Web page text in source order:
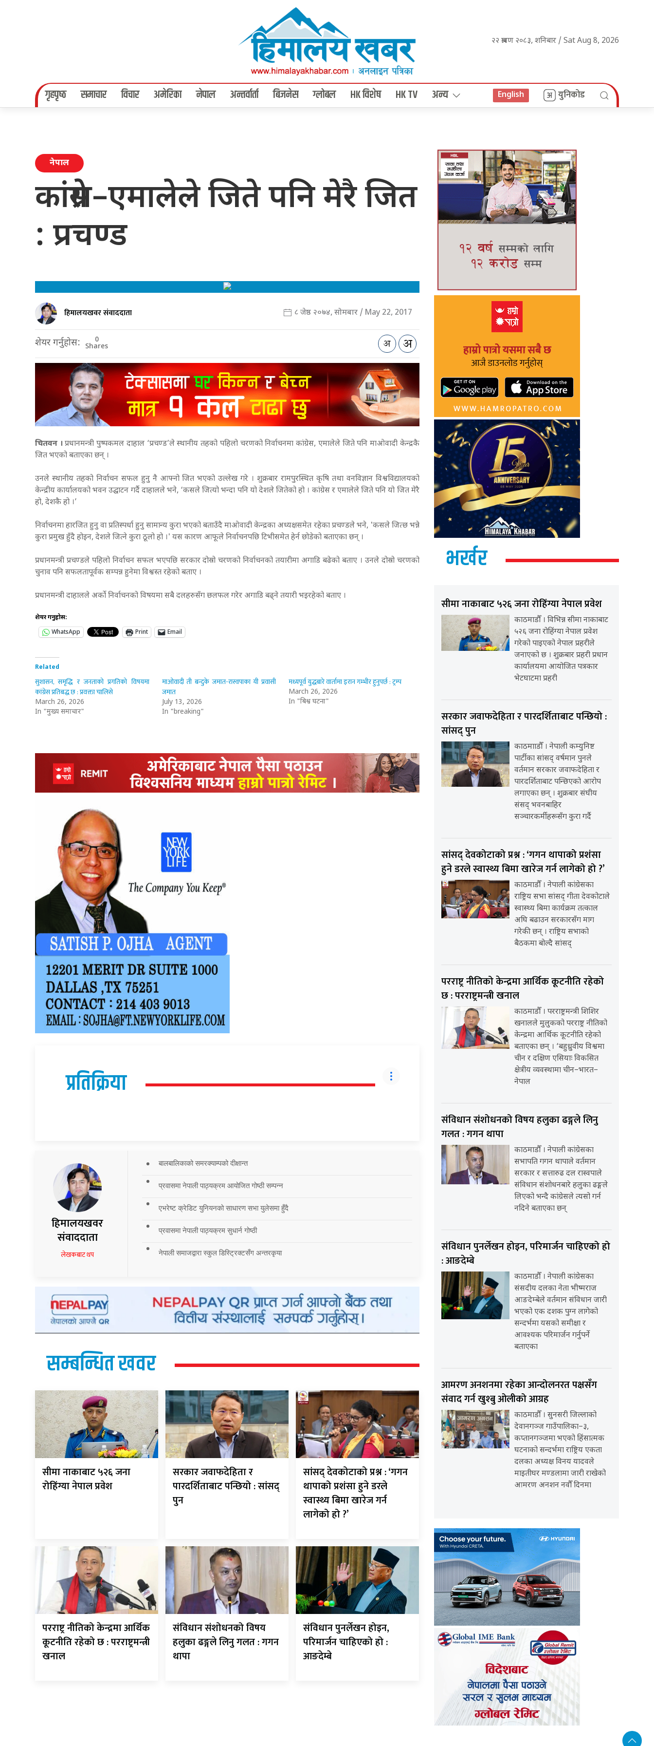
२२ श्रावण २०८३, शनिबार / Sat Aug 8, 2026
गृहपृष्‍ठ समाचार विचार अमेरिका नेपाल अन्तर्वार्ता बिजनेस ग्लोबल HK विशेष HK TV अन्य English युनिकोड
नेपाल
कांग्रेस–एमालेले जिते पनि मेरै जित
: प्रचण्ड
हिमालयखवर संवाददाता ८ जेष्ठ २०७४, सोमबार / May 22, 2017
शेयर गर्नुहोस: 0
Shares
चितवन । प्रधानमन्त्री पुष्पकमल दाहाल ‘प्रचण्ड’ले स्थानीय तहको पहिलो चरणको निर्वाचनमा कांग्रेस, एमालेले जिते पनि माओवादी केन्द्रकै
जित भएको बताएका छन् ।
उनले स्थानीय तहको निर्वाचन सफल हुनु नै आफ्नो जित भएको उल्लेख गरे । शुक्रबार रामपुरस्थित कृषि तथा वनविज्ञान विश्वविद्यालयको
केन्द्रीय कार्यालयको भवन उद्घाटन गर्दै दाहालले भने, ‘कसले जित्यो भन्दा पनि यो देशले जितेको हो । कांग्रेस र एमालेले जिते पनि यो जित मेरै
हो, देशकै हो ।’
निर्वाचनमा हारजित हुनु वा प्रतिस्पर्धा हुनु सामान्य कुरा भएको बताउँदै माओवादी केन्द्रका अध्यक्षसमेत रहेका प्रचण्डले भने, 'कसले जित्छ भन्ने
कुरा प्रमुख हुँदै होइन, देशले जित्ने कुरा ठूलो हो ।' यस कारण आफूले निर्वाचनपछि टिभीसमेत हेर्न छोडेको बताएका छन् ।
प्रधानमन्त्री प्रचण्डले पहिलो निर्वाचन सफल भएपछि सरकार दोस्रो चरणको निर्वाचनको तयारीमा अगाडि बढेको बताए । उनले दोस्रो चरणको
चुनाव पनि सफलतापूर्वक सम्पन्न हुनेमा विश्वस्त रहेको बताए ।
प्रधानमन्त्री दाहालले अर्को निर्वाचनको विषयमा सबै दलहरुसँग छलफल गरेर अगाडि बढ्ने तयारी भइरहेको बताए ।
शेयर गर्नुहोस:
WhatsApp
Print Email
Related
सुशासन, समृद्धि र जनताको प्रगतिको विषयमा
कांग्रेस प्रतिबद्ध छ : प्रवक्ता चालिसे
March 26, 2026
In "मुख्य समाचार"
माओवादी ती बन्दुके जमात-रास्वपाका यी प्रवासी
जमात
July 13, 2026
In "breaking"
मध्यपूर्व युद्धबारे वार्तामा इरान गम्भीर हुनुपर्छ : ट्रम्प
March 26, 2026
In "बिश्व घटना"
प्रतिक्रिया
हिमालयखवर
संवाददाता
लेखकबाट थप
बालबालिकाको समरक्याम्पको दीक्षान्त
प्रवासमा नेपाली पाठ्यक्रम आयोजित गोष्ठी सम्पन्न
एभरेष्ट क्रेडिट युनियनको साधारण सभा युलेसमा हुँदै
प्रवासमा नेपाली पाठ्यक्रम सुधार्न गोष्ठी
नेपाली समाजद्वारा स्कुल डिस्ट्रिक्टसँग अन्तरकृया
सम्बन्धित खवर
सीमा नाकाबाट ५२६ जना
रोहिंग्या नेपाल प्रवेश
सरकार जवाफदेहिता र
पारदर्शिताबाट पन्छियो : सांसद्
पुन
सांसद् देवकोटाको प्रश्न : ‘गगन
थापाको प्रशंसा हुने डरले
स्वास्थ्य बिमा खारेज गर्न
लागेको हो ?’
परराष्ट्र नीतिको केन्द्रमा आर्थिक
कूटनीति रहेको छ : परराष्ट्रमन्त्री
खनाल
संविधान संशोधनको विषय
हलुका ढङ्गले लिनु गलत : गगन
थापा
संविधान पुनर्लेखन होइन,
परिमार्जन चाहिएको हो :
आङदेम्बे
भर्खर
सीमा नाकाबाट ५२६ जना रोहिंग्या नेपाल प्रवेश
काठमाडौँ । विभिन्न सीमा नाकाबाट
५२६ जना रोहिंग्या नेपाल प्रवेश
गरेको पाइएको नेपाल प्रहरीले
जनाएको छ । शुक्रबार प्रहरी प्रधान
कार्यालयमा आयोजित पत्रकार
भेटघाटमा प्रहरी
सरकार जवाफदेहिता र पारदर्शिताबाट पन्छियो :
सांसद् पुन
काठमााडौँ । नेपाली कम्युनिष्ट
पार्टीका सांसद् वर्षमान पुनले
वर्तमान सरकार जवाफदेहिता र
पारदर्शिताबाट पन्छिएको आरोप
लगाएका छन् । शुक्रबार संघीय
संसद् भवनबाहिर
सञ्चारकर्मीहरूसँग कुरा गर्दै
सांसद् देवकोटाको प्रश्न : ‘गगन थापाको प्रशंसा
हुने डरले स्वास्थ्य बिमा खारेज गर्न लागेको हो ?’
काठमाडौँ । नेपाली कांग्रेसका
राष्ट्रिय सभा सांसद् गीता देवकोटाले
स्वास्थ्य बिमा कार्यक्रम तत्काल
अघि बढाउन सरकारसँग माग
गरेकी छन् । राष्ट्रिय सभाको
बैठकमा बोल्दै सांसद्
परराष्ट्र नीतिको केन्द्रमा आर्थिक कूटनीति रहेको
छ : परराष्ट्रमन्त्री खनाल
काठमाडौँ । परराष्ट्रमन्त्री शिशिर
खनालले मुलुकको परराष्ट्र नीतिको
केन्द्रमा आर्थिक कूटनीति रहेको
बताएका छन् । ‘बहुध्रुवीय विश्वमा
चीन र दक्षिण एसियाः विकसित
क्षेत्रीय व्यवस्थामा चीन–भारत–
नेपाल
संविधान संशोधनको विषय हलुका ढङ्गले लिनु
गलत : गगन थापा
काठमाडौँ । नेपाली कांग्रेसका
सभापति गगन थापाले वर्तमान
सरकार र सत्तारुढ दल रास्वपाले
संविधान संशोधनबारे हलुका ढङ्गले
लिएको भन्दै कांग्रेसले त्यसो गर्न
नदिने बताएका छन्
संविधान पुनर्लेखन होइन, परिमार्जन चाहिएको हो
: आङदेम्बे
काठमाडौँ । नेपाली कांग्रेसका
संसदीय दलका नेता भीष्मराज
आङदेम्बेले वर्तमान संविधान जारी
भएको एक दशक पुग्न लागेको
सन्दर्भमा यसको समीक्षा र
आवश्यक परिमार्जन गर्नुपर्ने
बताएका
आमरण अनशनमा रहेका आन्दोलनरत पक्षसँग
संवाद गर्न खुश्बु ओलीको आग्रह
काठमाडौँ । सुनसरी जिल्लाको
देवानगञ्ज गाउँपालिका–३,
कप्तानगञ्जमा भएको हिंसात्मक
घटनाको सन्दर्भमा राष्ट्रिय एकता
दलका अध्यक्ष विनय यादवले
माइतीघर मण्डलामा जारी राखेको
आमरण अनशन नवौँ दिनमा